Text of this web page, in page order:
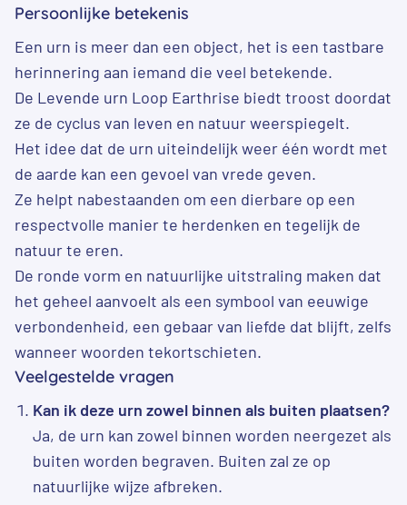
Persoonlijke betekenis
Een urn is meer dan een object, het is een tastbare
herinnering aan iemand die veel betekende.
De Levende urn Loop Earthrise biedt troost doordat
ze de cyclus van leven en natuur weerspiegelt.
Het idee dat de urn uiteindelijk weer één wordt met
de aarde kan een gevoel van vrede geven.
Ze helpt nabestaanden om een dierbare op een
respectvolle manier te herdenken en tegelijk de
natuur te eren.
De ronde vorm en natuurlijke uitstraling maken dat
het geheel aanvoelt als een symbool van eeuwige
verbondenheid, een gebaar van liefde dat blijft, zelfs
wanneer woorden tekortschieten.
Veelgestelde vragen
Kan ik deze urn zowel binnen als buiten plaatsen?
Ja, de urn kan zowel binnen worden neergezet als
buiten worden begraven. Buiten zal ze op
natuurlijke wijze afbreken.